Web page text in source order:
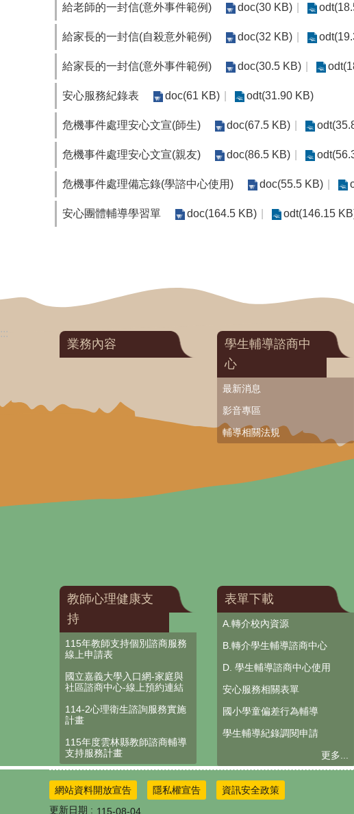
給老師的一封信(意外事件範例) doc(30 KB)
給家長的一封信(自殺意外範例) doc(32 KB)
給家長的一封信(意外事件範例) doc(30.5 KB)
安心服務紀錄表 doc(61 KB) odt(31.90 KB)
危機事件處理安心文宣(師生) doc(67.5 KB)
危機事件處理安心文宣(親友) doc(86.5 KB)
危機事件處理備忘錄(學諮中心使用) doc(55.5 KB)
安心團體輔導學習單 doc(164.5 KB) odt(146.15
:::
業務內容
學生輔導諮商中
心
最新消息
影音專區
輔導相關法規
教師心理健康支
持
115年教師支持個別諮商服務
線上申請表
國立嘉義大學入口網-家庭與
社區諮商中心-線上預約連結
114-2心理衛生諮詢服務實施
計畫
115年度雲林縣教師諮商輔導
支持服務計畫
表單下載
A.轉介校內資源
B.轉介學生輔導諮商中心
D. 學生輔導諮商中心使用
安心服務相關表單
國小學童偏差行為輔導
學生輔導紀錄調閱申請
更多...
網站資料開放宣告 隱私權宣告
資訊安全政策
更新日期
115-08-04